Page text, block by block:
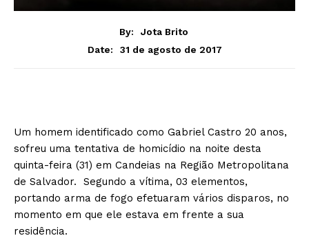
By:
Jota Brito
Date:
31 de agosto de 2017
Um homem identificado como Gabriel Castro 20 anos,
sofreu uma tentativa de homicídio na noite desta
quinta-feira (31) em Candeias na Região Metropolitana
de Salvador. Segundo a vítima, 03 elementos,
portando arma de fogo efetuaram vários disparos, no
momento em que ele estava em frente a sua
residência.